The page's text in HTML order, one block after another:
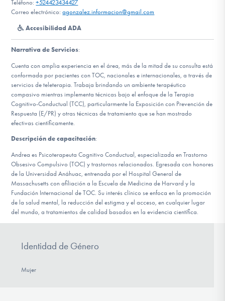
Aprender Más sobre el TOC
Involucrarte
Teléfono:+524423434427
Correo electrónico:agonzalez.informacion@gmail.com
Accesibilidad ADA
Narrativa de Servicios:
Cuenta con amplia experiencia en el área, más de la mitad de su consulta está
conformada por pacientes con TOC, nacionales e internacionales, a través de
servicios de teleterapia. Trabaja brindando un ambiente terapéutico
compasivo mientras implementa técnicas bajo el enfoque de la Terapia
Cognitivo-Conductual (TCC), particularmente la Exposición con Prevención de
Respuesta (E/PR) y otras técnicas de tratamiento que se han mostrado
efectivas científicamente.
Descripción de capacitación:
Andrea es Psicoterapeuta Cognitivo Conductual, especializada en Trastorno
Obsesivo Compulsivo (TOC) y trastornos relacionados. Egresada con honores
de la Universidad Anáhuac, entrenada por el Hospital General de
Massachusetts con afiliación a la Escuela de Medicina de Harvard y la
Fundación Internacional de TOC. Su interés clínico se enfoca en la promoción
de la salud mental, la reducción del estigma y el acceso, en cualquier lugar
del mundo, a tratamientos de calidad basados en la evidencia científica.
Identidad de Género
Mujer